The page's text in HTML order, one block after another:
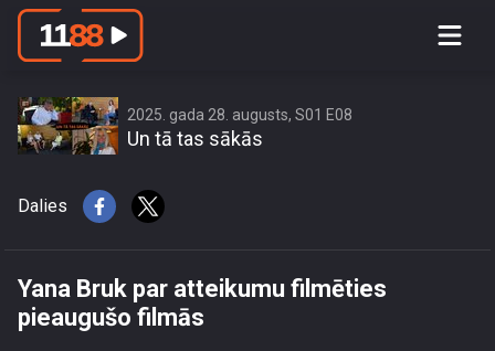
Yana Bruk par atteikumu filmēties
2025. gada 28. augusts, S01 E08
Un tā tas sākās
Dalies
Yana Bruk par atteikumu filmēties
pieaugušo filmās